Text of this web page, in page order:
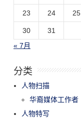
23 24 25
30
31
« 7月
分类
人物扫描
华裔媒体工作者
人物特写